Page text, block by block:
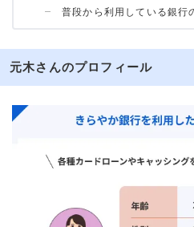
普段から利用している銀行
元木さんのプロフィール